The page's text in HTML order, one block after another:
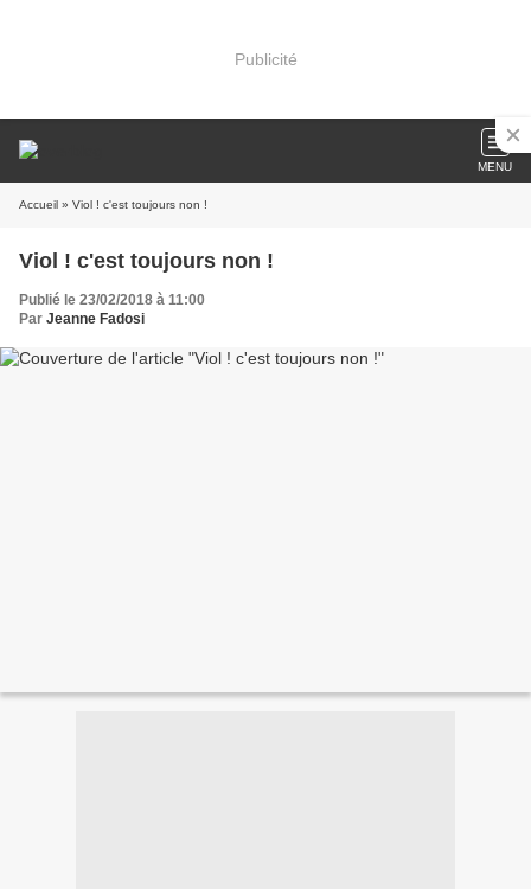
Publicité
MENU
Accueil » Viol ! c'est toujours non !
Viol ! c'est toujours non !
Publié le 23/02/2018 à 11:00
Par Jeanne Fadosi